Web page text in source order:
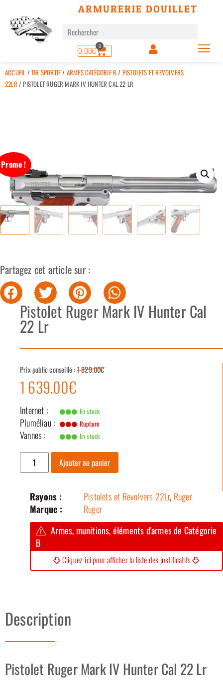
ARMURERIE DOUILLET
0,00€ 0
ACCUEIL /TIR SPORTIF/ ARMES CATÉGORIE B/ PISTOLETS ET REVOLVERS
22LR / PISTOLET RUGER MARK IV HUNTER CAL 22 LR
Promo !
Partagez cet article sur :
Pistolet Ruger Mark IV Hunter Cal
22 Lr
Prix public conseillé :1 829.00€
1 639.00€
Internet : En stock
Pluméliau : Rupture
Vannes : En stock
Ajouter au panier
Rayons : Pistolets et Revolvers 22Lr, Ruger
Marque :
Ruger
Armes, munitions, éléments d'armes de Catégorie
B
Cliquez-ici pour afficher la liste des justificatifs
Description
Pistolet Ruger Mark IV Hunter Cal 22 Lr